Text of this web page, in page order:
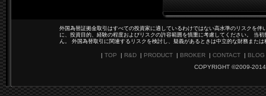
外国為替証拠金取引はすべての投資家に適しているわけではない高水準のリスクを
に、投資目的、経験の程度およびリスクの許容範囲を慎重に考慮してください。 当
ん。 外国為替取引に関連するリスクを検討し、疑義があるときは中立的な財務また
| TOP | R&D| PRODUCT| BROKER| CONTACT| BLOG
COPYRIGHT ©2009-